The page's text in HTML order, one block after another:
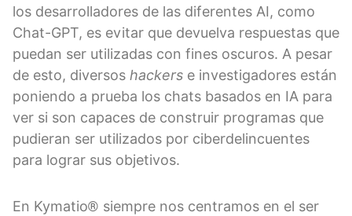
los desarrolladores de las diferentes AI, como
Chat-GPT, es evitar que devuelva respuestas que
puedan ser utilizadas con fines oscuros. A pesar
de esto, diversos hackers e investigadores están
poniendo a prueba los chats basados en IA para
ver si son capaces de construir programas que
pudieran ser utilizados por ciberdelincuentes
para lograr sus objetivos.
En Kymatio® siempre nos centramos en el ser